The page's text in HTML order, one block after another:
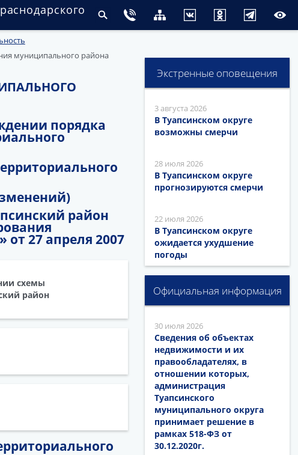
муниципального района
порядка
район
27 апреля 2007
схемы
район
Экстренные оповещения
3 августа 2026
В Туапсинском округе
возможны смерчи
28 июля 2026
В Туапсинском округе
прогнозируются смерчи
22 июля 2026
В Туапсинском округе
ожидается ухудшение
погоды
Официальная информация
30 июля 2026
Сведения об объектах
недвижимости и их
правообладателях, в
отношении которых,
администрация
Туапсинского
муниципального округа
принимает решение в
рамках 518-ФЗ от
30.12.2020г.